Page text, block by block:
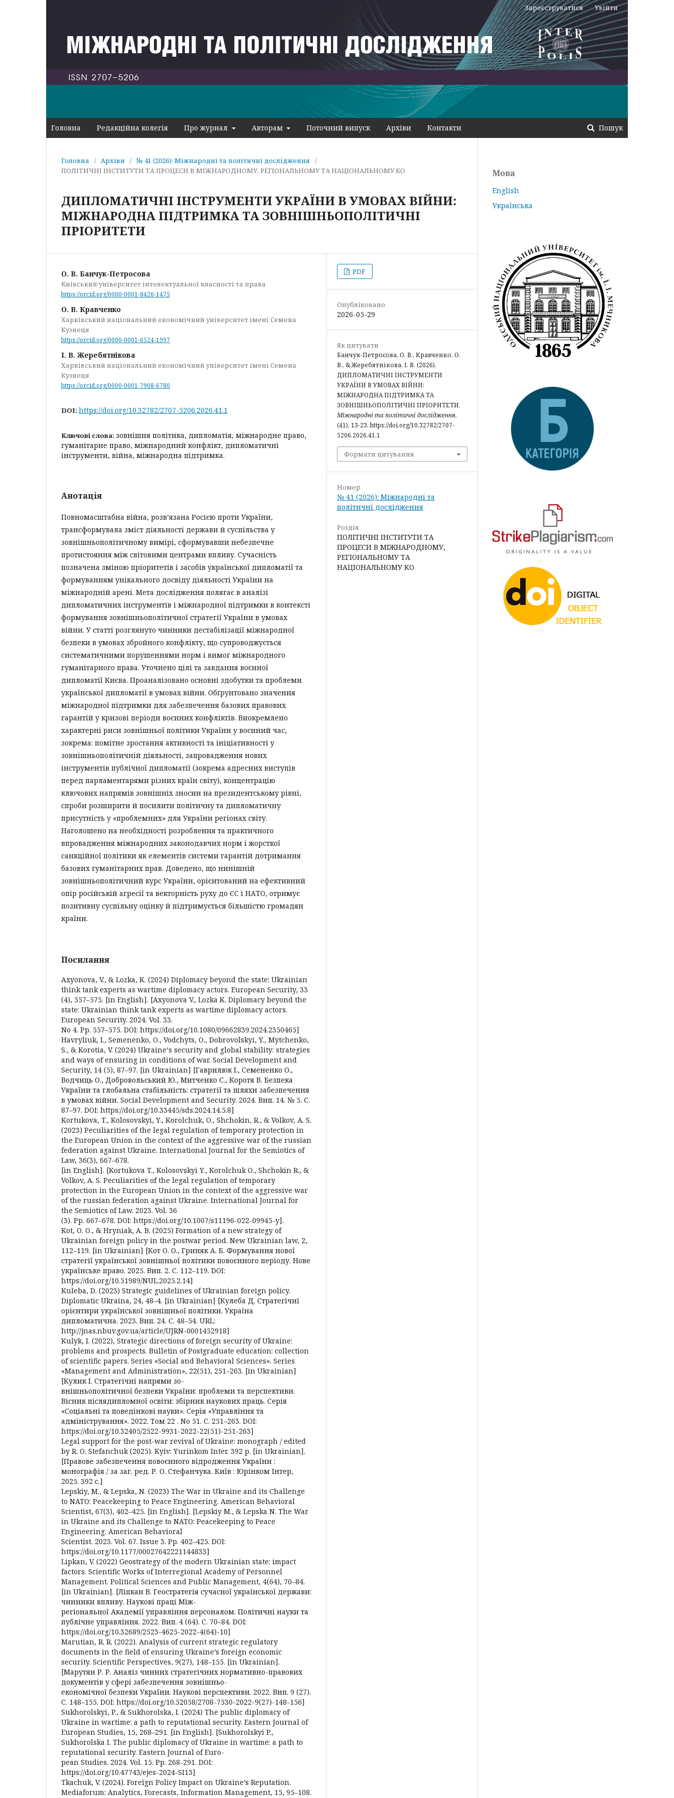
Головна Редакційна колегія Про журнал Авторам Поточний випуск Архіви Контакти Пошук
Зареєструватися Увійти
Головна / Архіви / № 41 (2026): Міжнародні та політичні дослідження
/
ПОЛІТИЧНІ ІНСТИТУТИ ТА ПРОЦЕСИ В МІЖНАРОДНОМУ, РЕГІОНАЛЬНОМУ ТА НАЦІОНАЛЬНОМУ КО
ДИПЛОМАТИЧНІ ІНСТРУМЕНТИ УКРАЇНИ В УМОВАХ ВІЙНИ:
МІЖНАРОДНА ПІДТРИМКА ТА ЗОВНІШНЬОПОЛІТИЧНІ
ПРІОРИТЕТИ
О. В. Банчук-Петросова
Київський університет інтелектуальної власності та права
https://orcid.org/0000-0001-8426-1475
О. В. Кравченко
Харківський національний економічний університет імені Семена
Кузнеця
https://orcid.org/0000-0001-6524-1997
І. В. Жеребятнікова
Харківський національний економічний університет імені Семена
Кузнеця
https://orcid.org/0000-0001-7908-6780
DOI: https://doi.org/10.32782/2707-5206.2026.41.1
Ключові слова: зовнішня політика, дипломатія, міжнародне право,
гуманітарне право, міжнародний конфлікт, дипломатичні
інструменти, війна, міжнародна підтримка.
Анотація
Повномасштабна війна, розв’язана Росією проти України,
трансформувала зміст діяльності держави й суспільства у
зовнішньополітичному вимірі, сформувавши небезпечне
протистояння між світовими центрами впливу. Сучасність
позначена зміною пріоритетів і засобів української дипломатії та
формуванням унікального досвіду діяльності України на
міжнародній арені. Мета дослідження полягає в аналізі
дипломатичних інструментів і міжнародної підтримки в контексті
формування зовнішньополітичної стратегії України в умовах
війни. У статті розглянуто чинники дестабілізації міжнародної
безпеки в умовах збройного конфлікту, що супроводжується
систематичними порушеннями норм і вимог міжнародного
гуманітарного права. Уточнено цілі та завдання воєнної
дипломатії Києва. Проаналізовано основні здобутки та проблеми
української дипломатії в умовах війни. Обґрунтовано значення
міжнародної підтримки для забезпечення базових правових
гарантій у кризові періоди воєнних конфліктів. Виокремлено
характерні риси зовнішньої політики України у воєнний час,
зокрема: помітне зростання активності та ініціативності у
зовнішньополітичній діяльності, запровадження нових
інструментів публічної дипломатії (зокрема адресних виступів
перед парламентарями різних країн світу), концентрацію
ключових напрямів зовнішніх зносин на президентському рівні,
спроби розширити й посилити політичну та дипломатичну
присутність у «проблемних» для України регіонах світу.
Наголошено на необхідності розроблення та практичного
впровадження міжнародних законодавчих норм і жорсткої
санкційної політики як елементів системи гарантій дотримання
базових гуманітарних прав. Доведено, що нинішній
зовнішньополітичний курс України, орієнтований на ефективний
опір російській агресії та векторність руху до ЄС і НАТО, отримує
позитивну суспільну оцінку й підтримується більшістю громадян
країни.
Посилання
Axyonova, V., & Lozka, K. (2024) Diplomacy beyond the state: Ukrainian
think tank experts as wartime diplomacy actors. European Security, 33
(4), 557–575. [in English]. [Axyonova V., Lozka K. Diplomacy beyond the
state: Ukrainian think tank experts as wartime diplomacy actors.
European Security. 2024. Vol. 33.
No 4. Pp. 557–575. DOI: https://doi.org/10.1080/09662839.2024.2350465]
Havryliuk, I., Semenenko, O., Vodchyts, O., Dobrovolskyi, Y., Mytchenko,
S., & Korotia, V. (2024) Ukraineʼs security and global stability: strategies
and ways of ensuring in conditions of war. Social Development and
Security, 14 (5), 87–97. [in Ukrainian] [Гаврилюк І., Семененко О.,
Водчиць О., Добровольський Ю., Митченко С., Коротя В. Безпека
України та глобальна стабільність: стратегії та шляхи забезпечення
в умовах війни. Social Development and Security. 2024. Вип. 14. № 5. С.
87–97. DOI: https://doi.org/10.33445/sds.2024.14.5.8]
Kortukova, T., Kolosovskyi, Y., Korolchuk, O., Shchokin, R., & Volkov, A. S.
(2023) Peculiarities of the legal regulation of temporary protection in
the European Union in the context of the aggressive war of the russian
federation against Ukraine. International Journal for the Semiotics of
Law, 36(3), 667–678.
[in English]. [Kortukova T., Kolosovskyi Y., Korolchuk O., Shchokin R., &
Volkov, A. S. Peculiarities of the legal regulation of temporary
protection in the European Union in the context of the aggressive war
of the russian federation against Ukraine. International Journal for
the Semiotics of Law. 2023. Vol. 36
(3). Pp. 667–678. DOI: https://doi.org/10.1007/s11196-022-09945-y].
Kot, O. O., & Hryniak, A. B. (2025) Formation of a new strategy of
Ukrainian foreign policy in the postwar period. New Ukrainian law, 2,
112–119. [in Ukrainian] [Кот О. О., Гриняк А. Б. Формування нової
стратегії української зовнішньої політики повоєнного періоду. Нове
українське право. 2025. Вип. 2. С. 112–119. DOI:
https://doi.org/10.51989/NUL.2025.2.14]
Kuleba, D. (2023) Strategic guidelines of Ukrainian foreign policy.
Diplomatic Ukraina, 24, 48–4. [in Ukrainian] [Кулеба Д. Стратегічні
орієнтири української зовнішньої політики. Україна
дипломатична. 2023. Вип. 24. С. 48–54. URL:
http://jnas.nbuv.gov.ua/article/UJRN-0001452918]
Kulyk, I. (2022), Strategic directions of foreign security of Ukraine:
problems and prospects. Bulletin of Postgraduate education: collection
of scientific papers. Series «Social and Behavioral Sciences». Series
«Management and Administration», 22(51), 251–263. [in Ukrainian]
[Кулик І. Стратегічні напрями зо-
внішньополітичної безпеки України: проблеми та перспективи.
Вісник післядипломної освіти: збірник наукових праць. Серія
«Соціальні та поведінкові науки». Серія «Управління та
адміністрування». 2022. Том 22 . No 51. С. 251–263. DOI:
https://doi.org/10.32405/2522-9931-2022-22(51)-251-263]
Legal support for the post-war revival of Ukraine: monograph / edited
by R. O. Stefanchuk (2025). Kyiv: Yurinkom Inter. 392 p. [in Ukrainian].
[Правове забезпечення повоєнного відродження України :
монографія / за заг. ред. Р. О. Стефанчука. Київ : Юрінком Інтер,
2025. 392 с.]
Lepskiy, M., & Lepska, N. (2023) The War in Ukraine and its Challenge
to NATO: Peacekeeping to Peace Engineering. American Behavioral
Scientist, 67(3), 402–425. [in English]. [Lepskiy M., & Lepska N. The War
in Ukraine and its Challenge to NATO: Peacekeeping to Peace
Engineering. American Behavioral
Scientist. 2023. Vol. 67. Issue 3. Pp. 402–425. DOI:
https://doi.org/10.1177/00027642221144833]
Lipkan, V. (2022) Geostrategy of the modern Ukrainian state: impact
factors. Scientific Works of Interregional Academy of Personnel
Management. Political Sciences and Public Management, 4(64), 70–84.
[in Ukrainian]. [Ліпкан В. Геостратегія сучасної української держави:
чинники впливу. Наукові праці Між-
регіональної Академії управління персоналом. Політичні науки та
публічне управління. 2022. Вип. 4 (64). С. 70–84. DOI:
https://doi.org/10.32689/2523-4625-2022-4(64)-10]
Marutian, R. R. (2022). Analysis of current strategic regulatory
documents in the field of ensuring Ukraine’s foreign economic
security. Scientific Perspectives, 9(27), 148–155. [in Ukrainian].
[Марутян Р. Р. Аналіз чинних стратегічних нормативно-правових
документів у сфері забезпечення зовнішньо-
економічної безпеки України. Наукові перспективи. 2022. Вип. 9 (27).
С. 148–155. DOI: https://doi.org/10.52058/2708-7530-2022-9(27)-148-156]
Sukhorolskyi, P., & Sukhorolska, I. (2024) The public diplomacy of
Ukraine in wartime: a path to reputational security. Eastern Journal of
European Studies, 15, 268–291. [in English]. [Sukhorolskyi P.,
Sukhorolska I. The public diplomacy of Ukraine in wartime: a path to
reputational security. Eastern Journal of Euro-
pean Studies. 2024. Vol. 15. Рр. 268-291. DOI:
https://doi.org/10.47743/ejes-2024-SI13]
Tkachuk, V. (2024). Foreign Policy Impact on Ukraine’s Reputation.
Mediaforum: Analytics, Forecasts, Information Management, 15, 95–108.
PDF
Опубліковано
2026-05-29
Як цитувати
Банчук-Петросова, О. В., Кравченко, О.
В., & Жеребятнікова, І. В. (2026).
ДИПЛОМАТИЧНІ ІНСТРУМЕНТИ
УКРАЇНИ В УМОВАХ ВІЙНИ:
МІЖНАРОДНА ПІДТРИМКА ТА
ЗОВНІШНЬОПОЛІТИЧНІ ПРІОРИТЕТИ.
Міжнародні та політичні дослідження,
(41), 13-23. https://doi.org/10.32782/2707-
5206.2026.41.1
Формати цитування
Номер
№ 41 (2026): Міжнародні та
політичні дослідження
Розділ
ПОЛІТИЧНІ ІНСТИТУТИ ТА
ПРОЦЕСИ В МІЖНАРОДНОМУ,
РЕГІОНАЛЬНОМУ ТА
НАЦІОНАЛЬНОМУ КО
Мова
English
Українська